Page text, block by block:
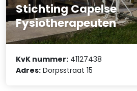
Stichting Capelse
Fysiotherapeuten
KvK nummer: 41127438
Adres: Dorpsstraat 15